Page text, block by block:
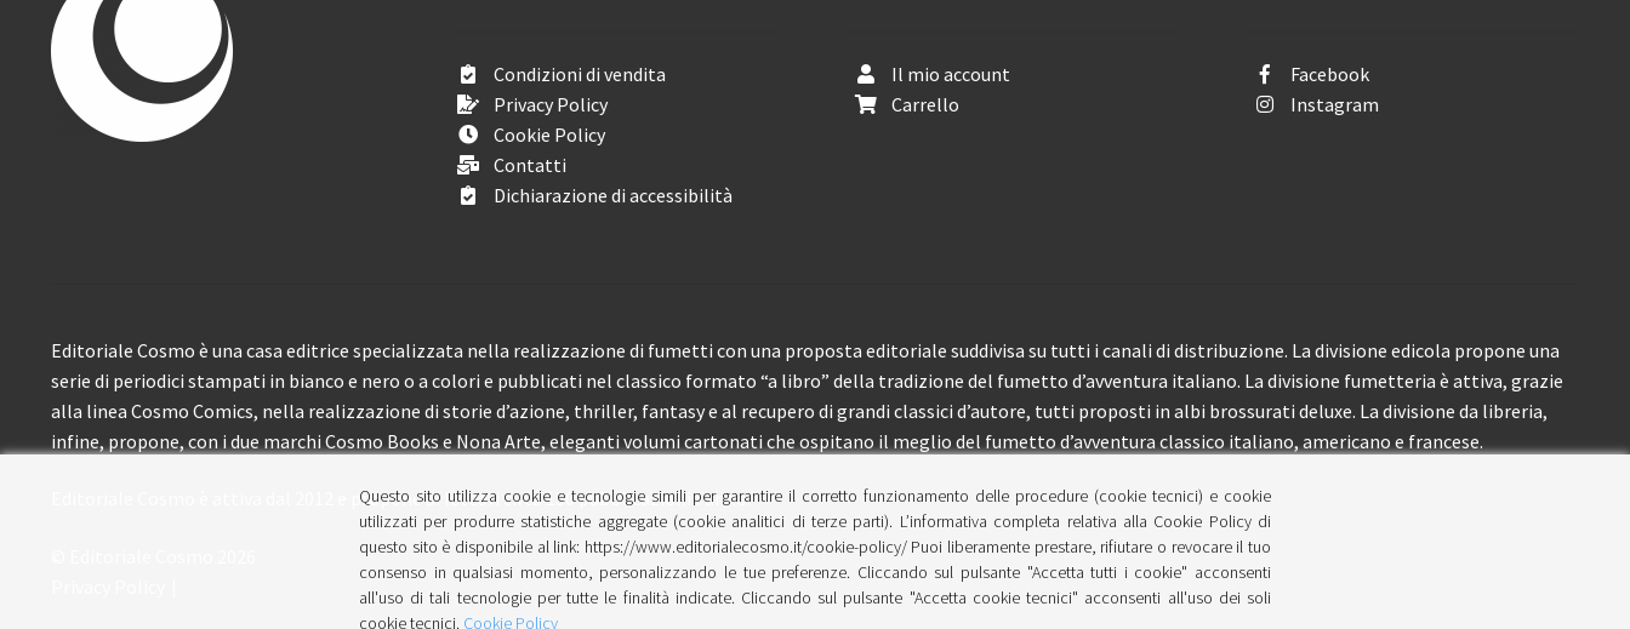
Condizioni di vendita
Privacy Policy
Cookie Policy
Contatti
Dichiarazione di accessibilità
Il mio account
Carrello
Facebook
Instagram
Editoriale Cosmo è una casa editrice specializzata nella realizzazione di fumetti con una proposta editoriale suddivisa su tutti i canali di distribuzione. La divisione edicola propone una
serie di periodici stampati in bianco e nero o a colori e pubblicati nel classico formato “a libro” della tradizione del fumetto d’avventura italiano. La divisione fumetteria è attiva, grazie
alla linea Cosmo Comics, nella realizzazione di storie d’azione, thriller, fantasy e al recupero di grandi classici d’autore, tutti proposti in albi brossurati deluxe. La divisione da libreria,
infine, propone, con i due marchi Cosmo Books e Nona Arte, eleganti volumi cartonati che ospitano il meglio del fumetto d’avventura classico italiano, americano e francese.
Editoriale Cosmo è attiva dal 2012 e propone ai lettori circa 150 pubblicazioni l’anno.
Questo sito utilizza cookie e tecnologie simili per garantire il corretto funzionamento delle procedure (cookie tecnici) e cookie
utilizzati per produrre statistiche aggregate (cookie analitici di terze parti). L’informativa completa relativa alla Cookie Policy di
questo sito è disponibile al link: https://www.editorialecosmo.it/cookie-policy/ Puoi liberamente prestare, rifiutare o revocare il tuo
consenso in qualsiasi momento, personalizzando le tue preferenze. Cliccando sul pulsante "Accetta tutti i cookie" acconsenti
all'uso di tali tecnologie per tutte le finalità indicate. Cliccando sul pulsante "Accetta cookie tecnici" acconsenti all'uso dei soli
cookie tecnici. Cookie Policy